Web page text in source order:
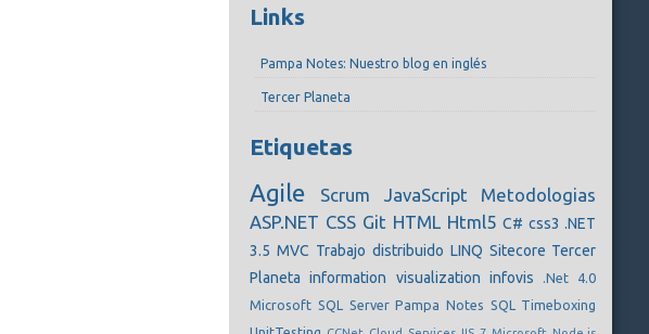
Links
Pampa Notes: Nuestro blog en inglés
Tercer Planeta
Etiquetas
Agile Scrum JavaScript Metodologias
ASP.NET CSS Git HTML Html5 C# css3.NET
3.5MVC Trabajo distribuido LINQ Sitecore Tercer
Planetainformation visualization infovis
.Net 4.0
Microsoft SQL ServerPampa Notes SQL Timeboxing